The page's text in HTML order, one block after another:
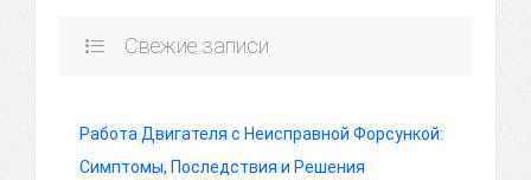
Свежие записи
Работа Двигателя с Неисправной Форсункой:
Симптомы, Последствия и Решения